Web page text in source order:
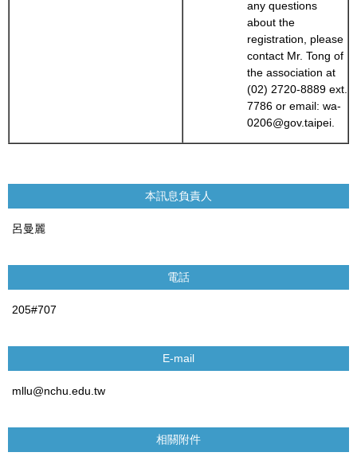
any questions
about the
registration, please
contact Mr. Tong of
the association at
(02) 2720-8889 ext.
7786 or email: wa-
0206@gov.taipei.
本訊息負責人
呂曼麗
電話
205#707
E-mail
mllu@nchu.edu.tw
相關附件